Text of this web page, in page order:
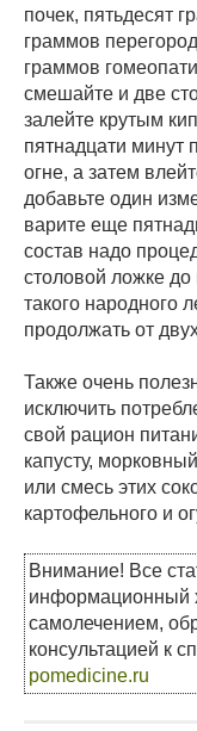
почек, пятьдесят
граммов
граммов
смешайте и две
залейте крутым
пятнадцати минут
огне, а затем
добавьте один
варите еще
состав надо
столовой ложке
такого народного
продолжать от
Также очень
исключить
свой рацион
капусту,
или смесь этих
картофельного и
Внимание! Все
информационный
самолечением,
консультацией к
pomedicine.ru